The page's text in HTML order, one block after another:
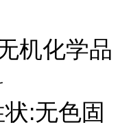
机化学品
:无色固